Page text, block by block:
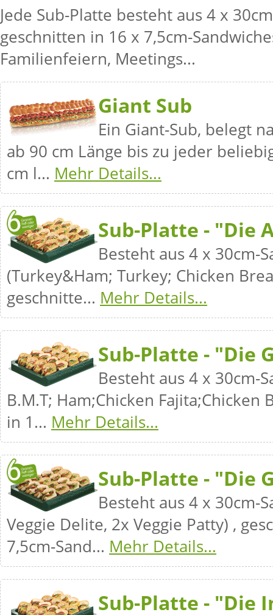
Jede Sub-Platte besteht aus 4 x
geschnitten in 16 x 7,5cm-
Familienfeiern, Meetings...
Giant Sub
Ein Giant-Sub, belegt
ab 90 cm Länge bis zu jeder
cm l... Mehr Details...
Sub-Platte - "Die
Besteht aus 4 x 30cm-
(Turkey&Ham; Turkey; Chicken
geschnitte... Mehr Details...
Sub-Platte - "Die
Besteht aus 4 x 30cm-
B.M.T; Ham;Chicken Fajita;Chicken
in 1... Mehr Details...
Sub-Platte - "Die
Besteht aus 4 x 30cm-
Veggie Delite, 2x Veggie Patty) ,
7,5cm-Sand... Mehr Details...
Sub-Platte - "Die